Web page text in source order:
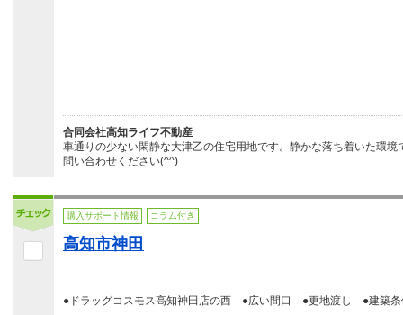
合同会社高知ライフ不動産
車通りの少ない閑静な大津乙の住宅用地です。静かな落ち着いた環
問い合わせください(^^)
購入サポート情報 コラム付き
高知市神田
●ドラッグコスモス高知神田店の西 ●広い間口 ●更地渡し ●建築条